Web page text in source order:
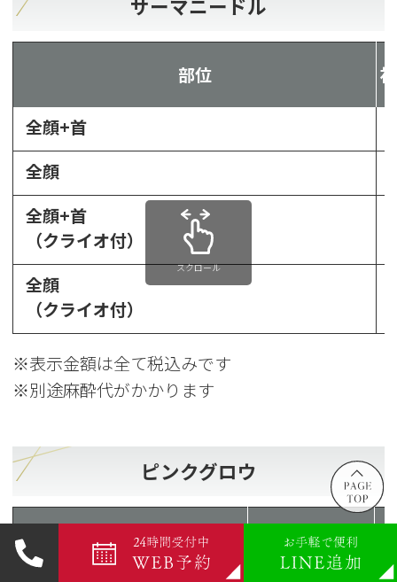
サーマニードル
部位
全顔+首
全顔
全顔+首
（クライオ付）
全顔
（クライオ付）
※表示金額は全て税込みです
※別途麻酔代がかかります
スクロール
ピンクグロウ
部位 初回トライアル